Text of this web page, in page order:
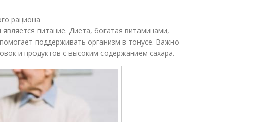
рациона
питание. Диета, богатая витаминами,
поддерживать организм в тонусе. Важно
и продуктов с высоким содержанием сахара.